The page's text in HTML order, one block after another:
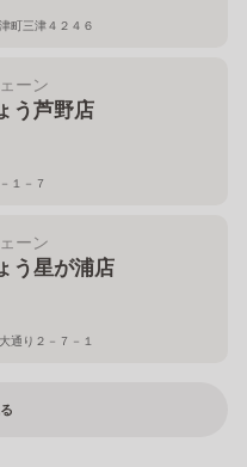
町三津４２４６
ーン
う芦野店
１－７
ーン
う星が浦店
通り２－７－１